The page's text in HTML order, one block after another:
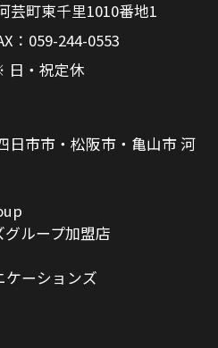
芸町東千里1010番地1
：059-244-0553
・祝定休
日市市・松阪市・亀山市 河
ループ加盟店
ケーションズ